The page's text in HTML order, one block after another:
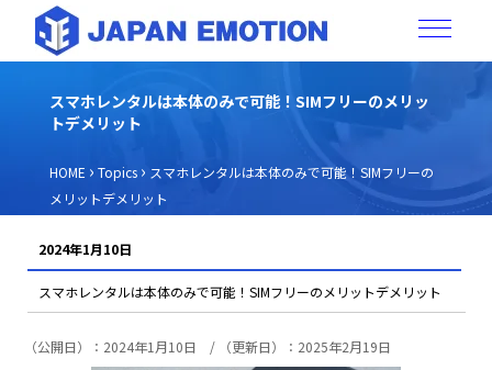
スマホレンタルは本体のみで可能！SIMフリーのメリッ
トデメリット
HOME › Topics › スマホレンタルは本体のみで可能！SIMフリーの
メリットデメリット
2024年1月10日
スマホレンタルは本体のみで可能！SIMフリーのメリットデメリット
（公開日）：2024年1月10日 / （更新日）：2025年2月19日